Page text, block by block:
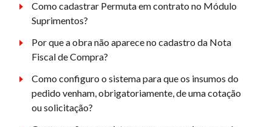
Como cadastrar Permuta em contrato no Módulo
Suprimentos?
Por que a obra não aparece no cadastro da Nota
Fiscal de Compra?
Como configuro o sistema para que os insumos do
pedido venham, obrigatoriamente, de uma cotação
ou solicitação?